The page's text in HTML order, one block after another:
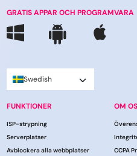
GRATIS APPAR OCH PROGRAMVARA
Swedish
FUNKTIONER
ISP-strypning
Serverplatser
Avblockera alla webbplatser
OM
CCPA